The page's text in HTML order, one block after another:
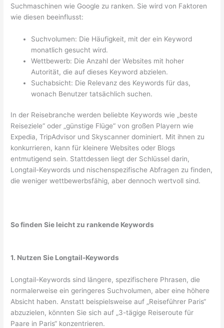
Suchmaschinen wie Google zu ranken. Sie wird von Faktoren
wie diesen beeinflusst:
Suchvolumen: Die Häufigkeit, mit der ein Keyword
monatlich gesucht wird.
Wettbewerb: Die Anzahl der Websites mit hoher
Autorität, die auf dieses Keyword abzielen.
Suchabsicht: Die Relevanz des Keywords für das,
wonach Benutzer tatsächlich suchen.
In der Reisebranche werden beliebte Keywords wie „beste
Reiseziele“ oder „günstige Flüge“ von großen Playern wie
Expedia, TripAdvisor und Skyscanner dominiert. Mit ihnen zu
konkurrieren, kann für kleinere Websites oder Blogs
entmutigend sein. Stattdessen liegt der Schlüssel darin,
Longtail-Keywords und nischenspezifische Abfragen zu finden,
die weniger wettbewerbsfähig, aber dennoch wertvoll sind.
So finden Sie leicht zu rankende Keywords
1. Nutzen Sie Longtail-Keywords
Longtail-Keywords sind längere, spezifischere Phrasen, die
normalerweise ein geringeres Suchvolumen, aber eine höhere
Absicht haben. Anstatt beispielsweise auf „Reiseführer Paris“
abzuzielen, könnten Sie sich auf „3-tägige Reiseroute für
Paare in Paris“ konzentrieren.